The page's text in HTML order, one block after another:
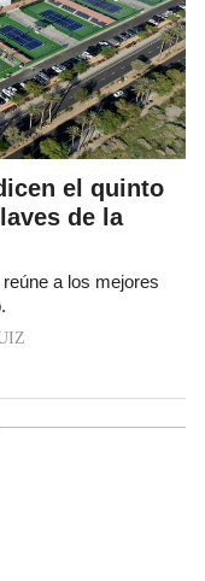
el quinto
de la
a los mejores